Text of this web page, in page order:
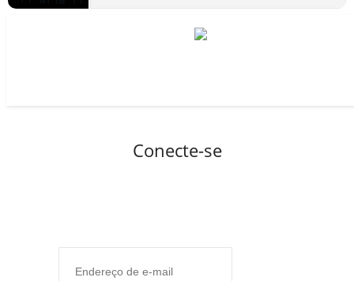
NOTÍCIAS GERAIS
Conecte-se